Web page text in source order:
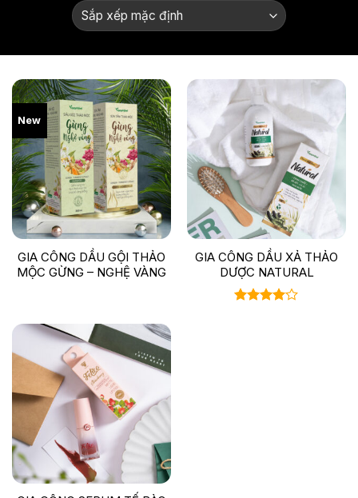
New
GIA CÔNG DẦU GỘI THẢO
MỘC GỪNG – NGHỆ VÀNG
GIA CÔNG DẦU XẢ THẢO
DƯỢC NATURAL